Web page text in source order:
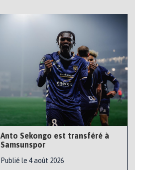
Anto Sekongo est transféré à
Samsunspor
Publié le 4 août 2026